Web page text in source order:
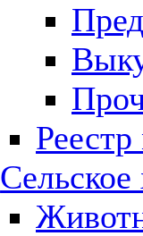
Сельское